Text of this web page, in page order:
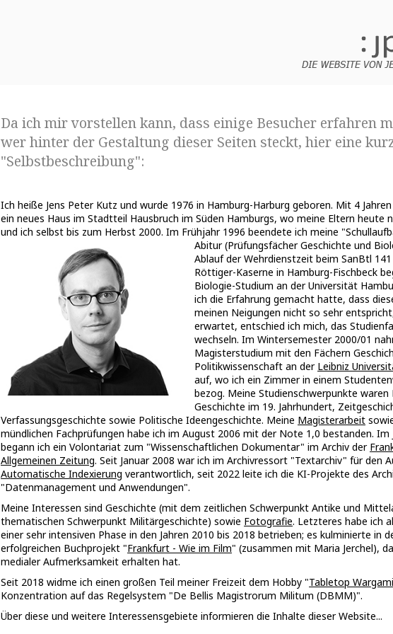
Da ich mir vorstellen kann, dass einige Besucher erfahren
wer hinter der Gestaltung dieser Seiten steckt, hier eine
"Selbstbeschreibung":
Ich heiße Jens Peter Kutz und wurde 1976 in Hamburg-Harburg geboren. Mit 4
ein neues Haus im Stadtteil Hausbruch im Süden Hamburgs, wo meine Eltern heute
und ich selbst bis zum Herbst 2000. Im Frühjahr 1996 beendete ich meine
Abitur (Prüfungsfächer Geschichte und
Ablauf der Wehrdienstzeit beim SanBtl
Röttiger-Kaserne in Hamburg-Fischbeck
Biologie-Studium an der Universität
ich die Erfahrung gemacht hatte, dass
meinen Neigungen nicht so sehr
erwartet, entschied ich mich, das
wechseln. Im Wintersemester 2000/01
Magisterstudium mit den Fächern
Politikwissenschaft an der Leibniz
auf, wo ich ein Zimmer in einem
bezog. Meine Studienschwerpunkte waren
Geschichte im 19. Jahrhundert,
Verfassungsgeschichte sowie Politische Ideengeschichte. Meine Magisterarbeit
mündlichen Fachprüfungen habe ich im August 2006 mit der Note 1,0 bestanden. Im
begann ich ein Volontariat zum "Wissenschaftlichen Dokumentar" im Archiv der
Allgemeinen Zeitung. Seit Januar 2008 war ich im Archivressort "Textarchiv" für den
Automatische Indexierung verantwortlich,seit 2022 leite ich die KI-Projekte des
"Datenmanagement und Anwendungen".
Meine Interessen sind Geschichte (mit dem zeitlichen Schwerpunkt Antike und
thematischen Schwerpunkt Militärgeschichte) sowie Fotografie. Letzteres habe ich
einer sehr intensiven Phase in den Jahren 2010 bis 2018 betrieben; es kulminierte in
erfolgreichen Buchprojekt "Frankfurt - Wie im Film" (zusammen mit Maria Jerchel),
medialer Aufmerksamkeit erhalten hat.
Seit 2018 widme ich einen großen Teil meiner Freizeit dem Hobby "Tabletop
Konzentration auf das Regelsystem "De Bellis Magistrorum Militum (DBMM)".
Über diese und weitere Interessensgebiete informieren die Inhalte dieser Website...